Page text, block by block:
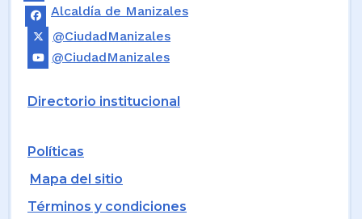
Alcaldía de Manizales
@CiudadManizales
@CiudadManizales
Directorio institucional
Políticas
Mapa del sitio
Términos y condiciones